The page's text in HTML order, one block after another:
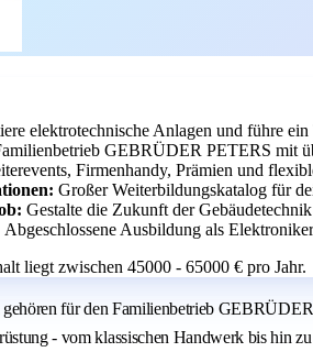
elektrotechnische Anlagen und führe
GEBRÜDER PETERS mit
Firmenhandy, Prämien und
Großer Weiterbildungskatalog für
Gestalte die Zukunft der
Abgeschlossene Ausbildung als
liegt zwischen 45000 - 65000 € pro Jahr.
für den Familienbetrieb
- vom klassischen Handwerk bis hin